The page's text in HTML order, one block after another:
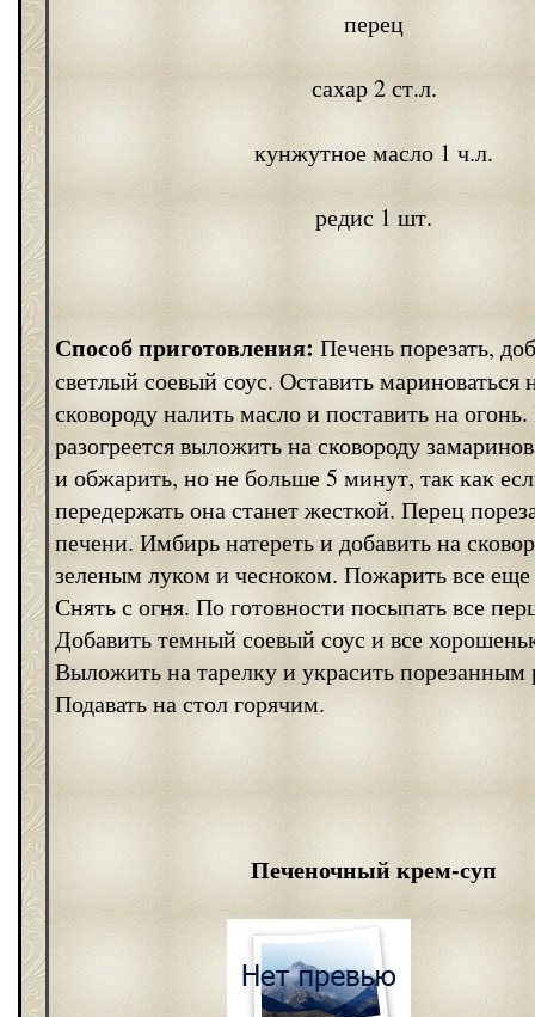
перец
сахар 2 ст.л.
кунжутное масло 1 ч.л.
редис 1 шт.
Способ приготовления: Печень порезать,
светлый соевый соус. Оставить
сковороду налить масло и поставить на
разогреется выложить на сковороду
и обжарить, но не больше 5 минут, так как
передержать она станет жесткой. Перец
печени. Имбирь натереть и добавить на
зеленым луком и чесноком. Пожарить все
Снять с огня. По готовности посыпать все
Добавить темный соевый соус и все
Выложить на тарелку и украсить порезанным
Подавать на стол горячим.
Печеночный крем-суп